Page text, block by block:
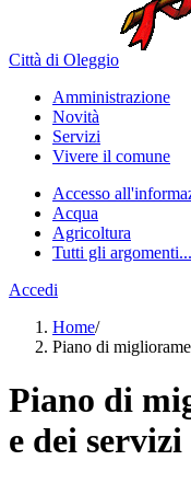
Città di Oleggio
Amministrazione
Novità
Servizi
Vivere il comune
Accesso
Acqua
Agricoltura
Tutti gli argomenti...
Accedi
Home/
Piano di
Piano di
e dei servizi